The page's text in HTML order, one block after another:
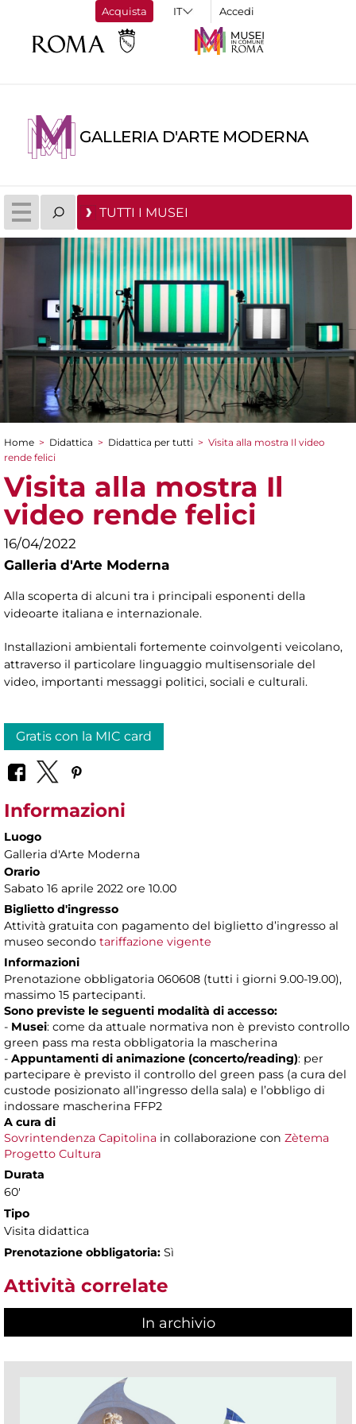
Acquista Accedi
GALLERIA D'ARTE MODERNA
TUTTI I MUSEI
Tu sei qui
Home > Didattica > Didattica per tutti > Visita alla mostra Il video
rende felici
Visita alla mostra Il
video rende felici
16/04/2022
Galleria d'Arte Moderna
Alla scoperta di alcuni tra i principali esponenti della
videoarte italiana e internazionale.
Installazioni ambientali fortemente coinvolgenti veicolano,
attraverso il particolare linguaggio multisensoriale del
video, importanti messaggi politici, sociali e culturali.
Gratis con la MIC card
Informazioni
Luogo
Galleria d'Arte Moderna
Orario
Sabato 16 aprile 2022 ore 10.00
Biglietto d'ingresso
Attività gratuita con pagamento del biglietto d’ingresso al
museo secondo tariffazione vigente
Informazioni
Prenotazione obbligatoria 060608 (tutti i giorni 9.00-19.00),
massimo 15 partecipanti.
Sono previste le seguenti modalità di accesso:
- Musei: come da attuale normativa non è previsto controllo
green pass ma resta obbligatoria la mascherina
- Appuntamenti di animazione (concerto/reading): per
partecipare è previsto il controllo del green pass (a cura del
custode posizionato all’ingresso della sala) e l’obbligo di
indossare mascherina FFP2
A cura di
Sovrintendenza Capitolina in collaborazione con Zètema
Progetto Cultura
Durata
60'
Tipo
Visita didattica
Prenotazione obbligatoria: Sì
Attività correlate
In archivio